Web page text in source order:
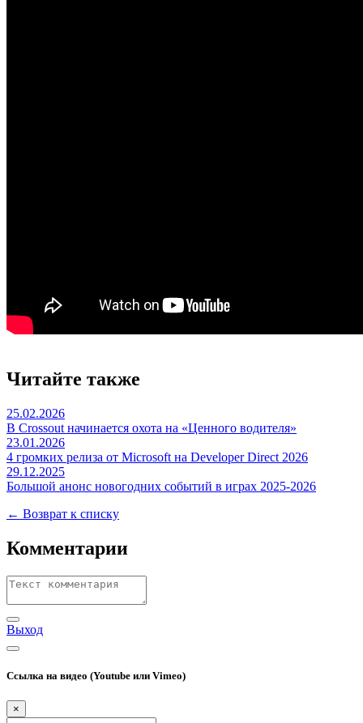
Читайте также
25.02.2026
В Crossout начинается охота на «Ценного водителя»
23.01.2026
4 громких релиза от Microsoft на Developer Direct 2026
29.12.2025
Большой анонс новогодних событий в играх 2025-2026
← Возврат к списку
Комментарии
Выход
Ссылка на видео (Youtube или Vimeo)
×